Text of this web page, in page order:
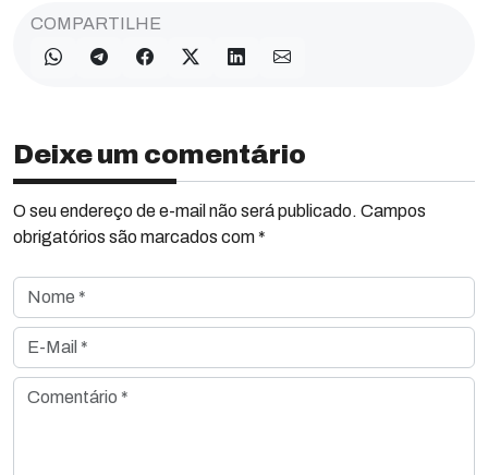
COMPARTILHE
Deixe um comentário
O seu endereço de e-mail não será publicado. Campos
obrigatórios são marcados com *
Nome *
E-Mail *
Comentário *